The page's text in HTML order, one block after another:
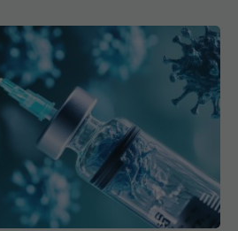
stocurile de vaccinuri